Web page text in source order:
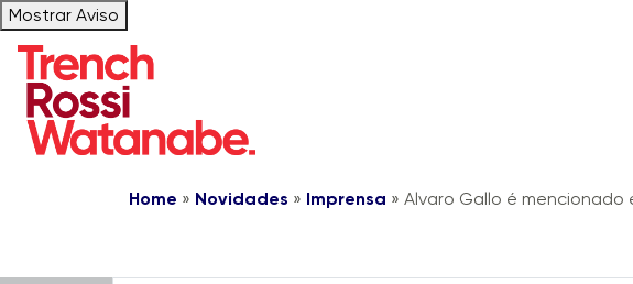
Mostrar Aviso
Home » Novidades » Imprensa » Alvaro Gallo é mencionado